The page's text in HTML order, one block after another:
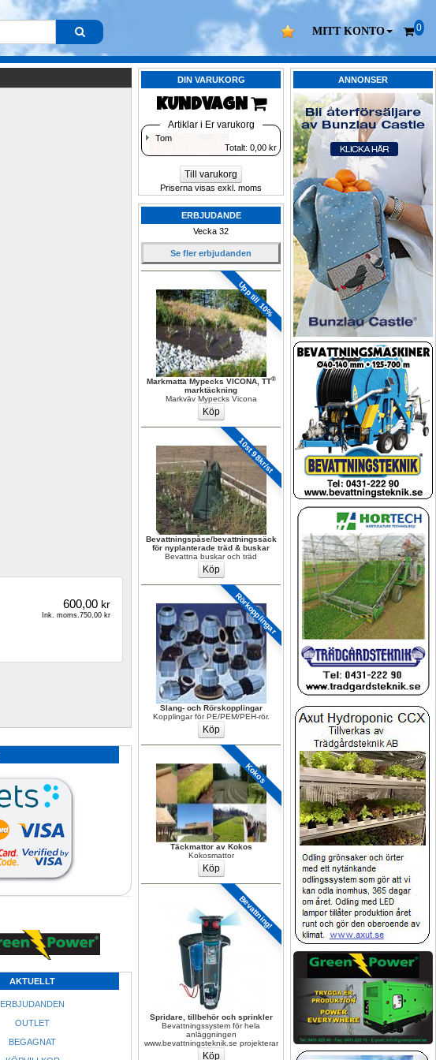
MITT KONTO 0
ANNONSER
DIN VARUKORG
KUNDVAGN
Artiklar i Er varukorg
Tom
Totalt: 0,00 kr
Till varukorg
Priserna visas exkl. moms
ERBJUDANDE
Vecka 32
Se fler erbjudanden
Upp till 10%
Markmatta Mypecks VICONA, TT®
marktäckning
Markväv Mypecks Vicona
10st 98kr/st
Bevattningspåse/bevattningssäck
för nyplanterade träd & buskar
Bevattna buskar och träd
Rörkopplingar
Slang- och Rörskopplingar
Kopplingar för PE/PEM/PEH-rör.
Kokos
Täckmattor av Kokos
Kokosmattor
Bevattning!
Spridare, tillbehör och sprinkler
Bevattningssystem för hela
anläggningen
www.bevattningsteknik.se projekterar
600,00kr
Ink. moms.750,00 kr
AKTUELLT
ERBJUDANDEN
OUTLET
BEGAGNAT